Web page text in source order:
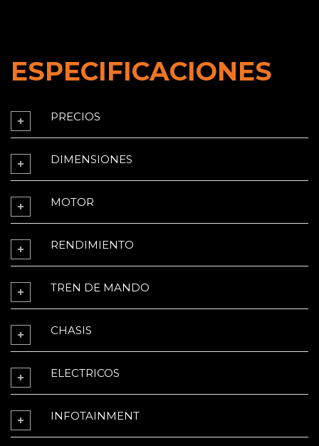
ESPECIFICACIONES
PRECIOS
DIMENSIONES
MOTOR
RENDIMIENTO
TREN DE MANDO
CHASIS
ELECTRICOS
INFOTAINMENT